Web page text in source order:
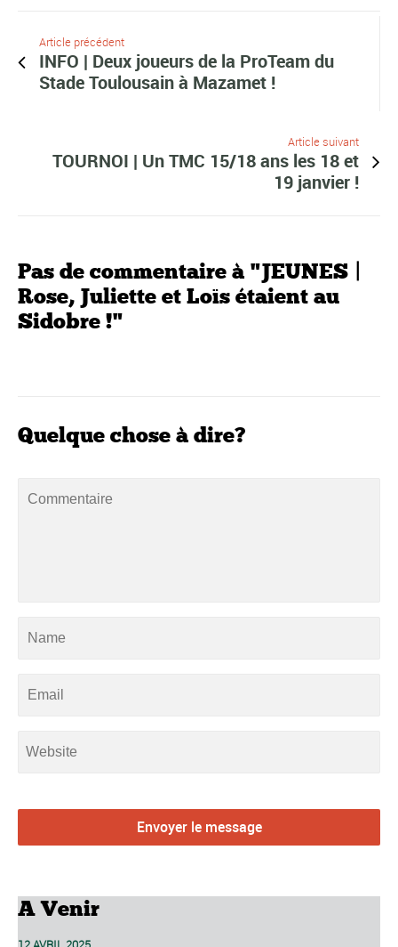
Article précédent
INFO | Deux joueurs de la ProTeam du
Stade Toulousain à Mazamet !
Article suivant
TOURNOI | Un TMC 15/18 ans les 18 et
19 janvier !
Pas de commentaire à "JEUNES |
Rose, Juliette et Loïs étaient au
Sidobre !"
Quelque chose à dire?
A Venir